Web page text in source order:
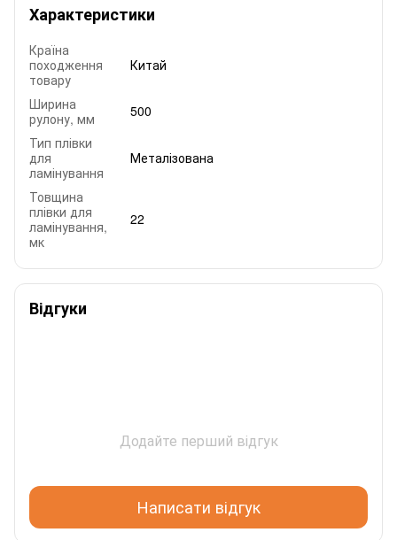
Характеристики
Країна
походження
товару
Китай
Ширина
рулону, мм
500
Тип плівки
для
ламінування
Металізована
Товщина
плівки для
ламінування,
мк
22
Відгуки
Додайте перший відгук
Написати відгук